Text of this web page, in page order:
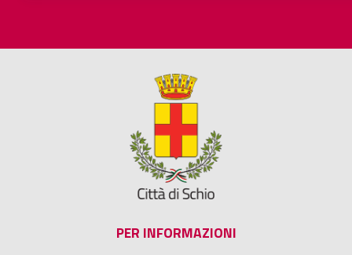
PER INFORMAZIONI